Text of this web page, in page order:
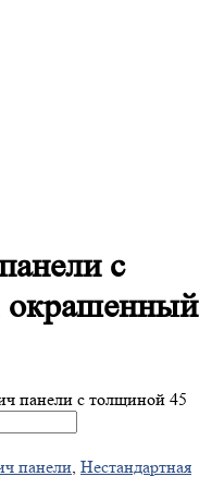
с
панели с толщиной 45
панели, Нестандартная